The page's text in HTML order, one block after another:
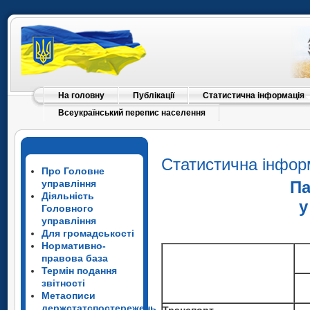
На головну Публікації
Статистична інформація
Всеукраїнський перепис населення
Про Головне
управління
Діяльність
Головного
управління
Для громадськості
Нормативно-
правова база
Термін подання
звітності
Метаописи
Статистична